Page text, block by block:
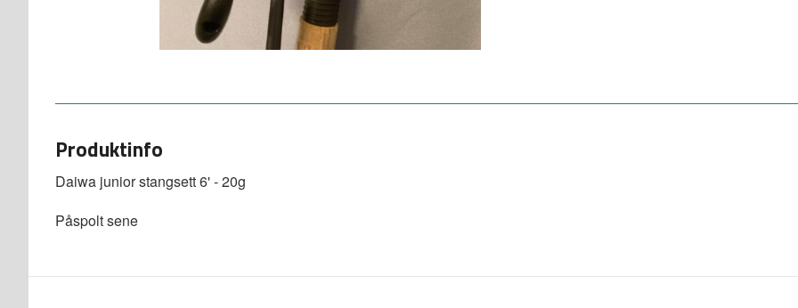
Produktinfo
Daiwa junior stangsett 6' - 20g
Påspolt sene